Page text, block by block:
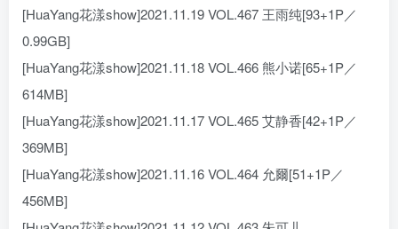
[HuaYang花漾show]2021.11.19 VOL.467 王雨纯[93+1P／
0.99GB]
[HuaYang花漾show]2021.11.18 VOL.466 熊小诺[65+1P／
614MB]
[HuaYang花漾show]2021.11.17 VOL.465 艾静香[42+1P／
369MB]
[HuaYang花漾show]2021.11.16 VOL.464 允爾[51+1P／
456MB]